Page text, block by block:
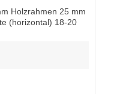
Holzrahmen 25 mm
(horizontal) 18-20